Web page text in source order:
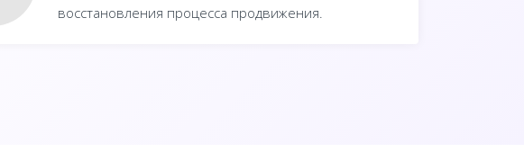
восстановления процесса продвижения.